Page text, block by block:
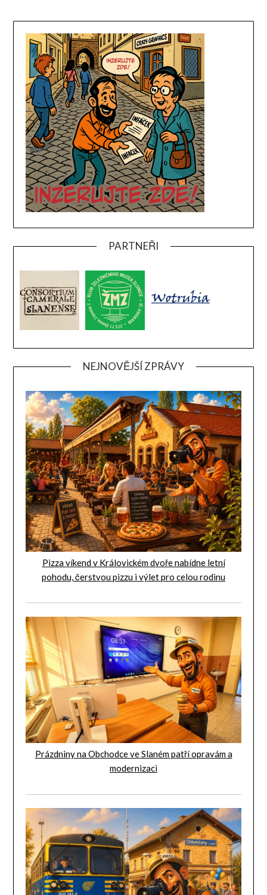
PARTNEŘI
NEJNOVĚJŠÍ ZPRÁVY
Pizza víkend v Královickém dvoře nabídne letní
pohodu, čerstvou pizzu i výlet pro celou rodinu
Prázdniny na Obchodce ve Slaném patří opravám a
modernizaci